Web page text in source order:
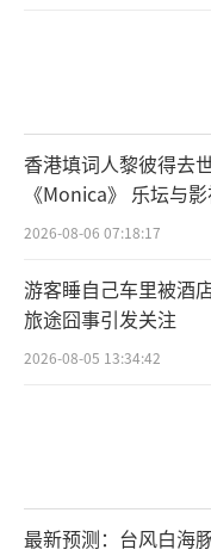
香港填词人黎彼得去
《Monica》 乐坛与
2026-08-06 07:18:17
游客睡自己车里被酒
旅途囧事引发关注
2026-08-05 13:34:42
最新预测：台风白海